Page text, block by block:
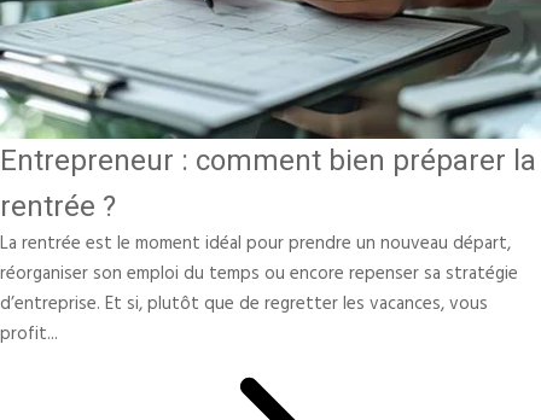
Entrepreneur : comment bien préparer la
rentrée ?
La rentrée est le moment idéal pour prendre un nouveau départ,
réorganiser son emploi du temps ou encore repenser sa stratégie
d’entreprise. Et si, plutôt que de regretter les vacances, vous
profit...